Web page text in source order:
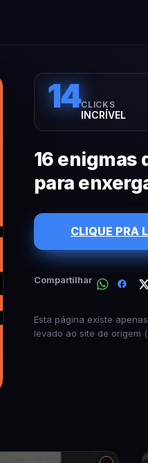
14CLICKS
INCRÍVEL
16 enigmas
para
CLIQUE PRA
Compartilhar
Esta página existe
levado ao site de origem (